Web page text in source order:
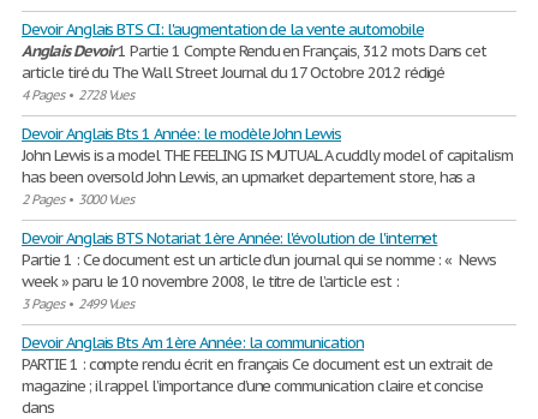
Devoir Anglais BTS CI: l'augmentation de la vente automobile
Anglais Devoir1 Partie 1 Compte Rendu en Français, 312 mots Dans cet
article tiré du The Wall Street Journal du 17 Octobre 2012 rédigé
4 Pages• 2728 Vues
Devoir Anglais Bts 1 Année: le modèle John Lewis
John Lewis is a model THE FEELING IS MUTUAL A cuddly model of capitalism
has been oversold John Lewis, an upmarket departement store, has a
2 Pages• 3000 Vues
Devoir Anglais BTS Notariat 1ère Année: l'évolution de l'internet
Partie 1 : Ce document est un article d’un journal qui se nomme : « News
week » paru le 10 novembre 2008, le titre de l’article est :
3 Pages• 2499 Vues
Devoir Anglais Bts Am 1ère Année: la communication
PARTIE 1 : compte rendu écrit en français Ce document est un extrait de
magazine ; il rappel l’importance d’une communication claire et concise
dans